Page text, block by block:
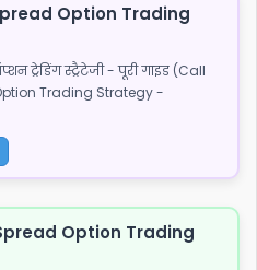
Option Trading
ट्रेडिंग स्ट्रैटेजी - पूरी गाइड (Call
Trading Strategy -
Option Trading